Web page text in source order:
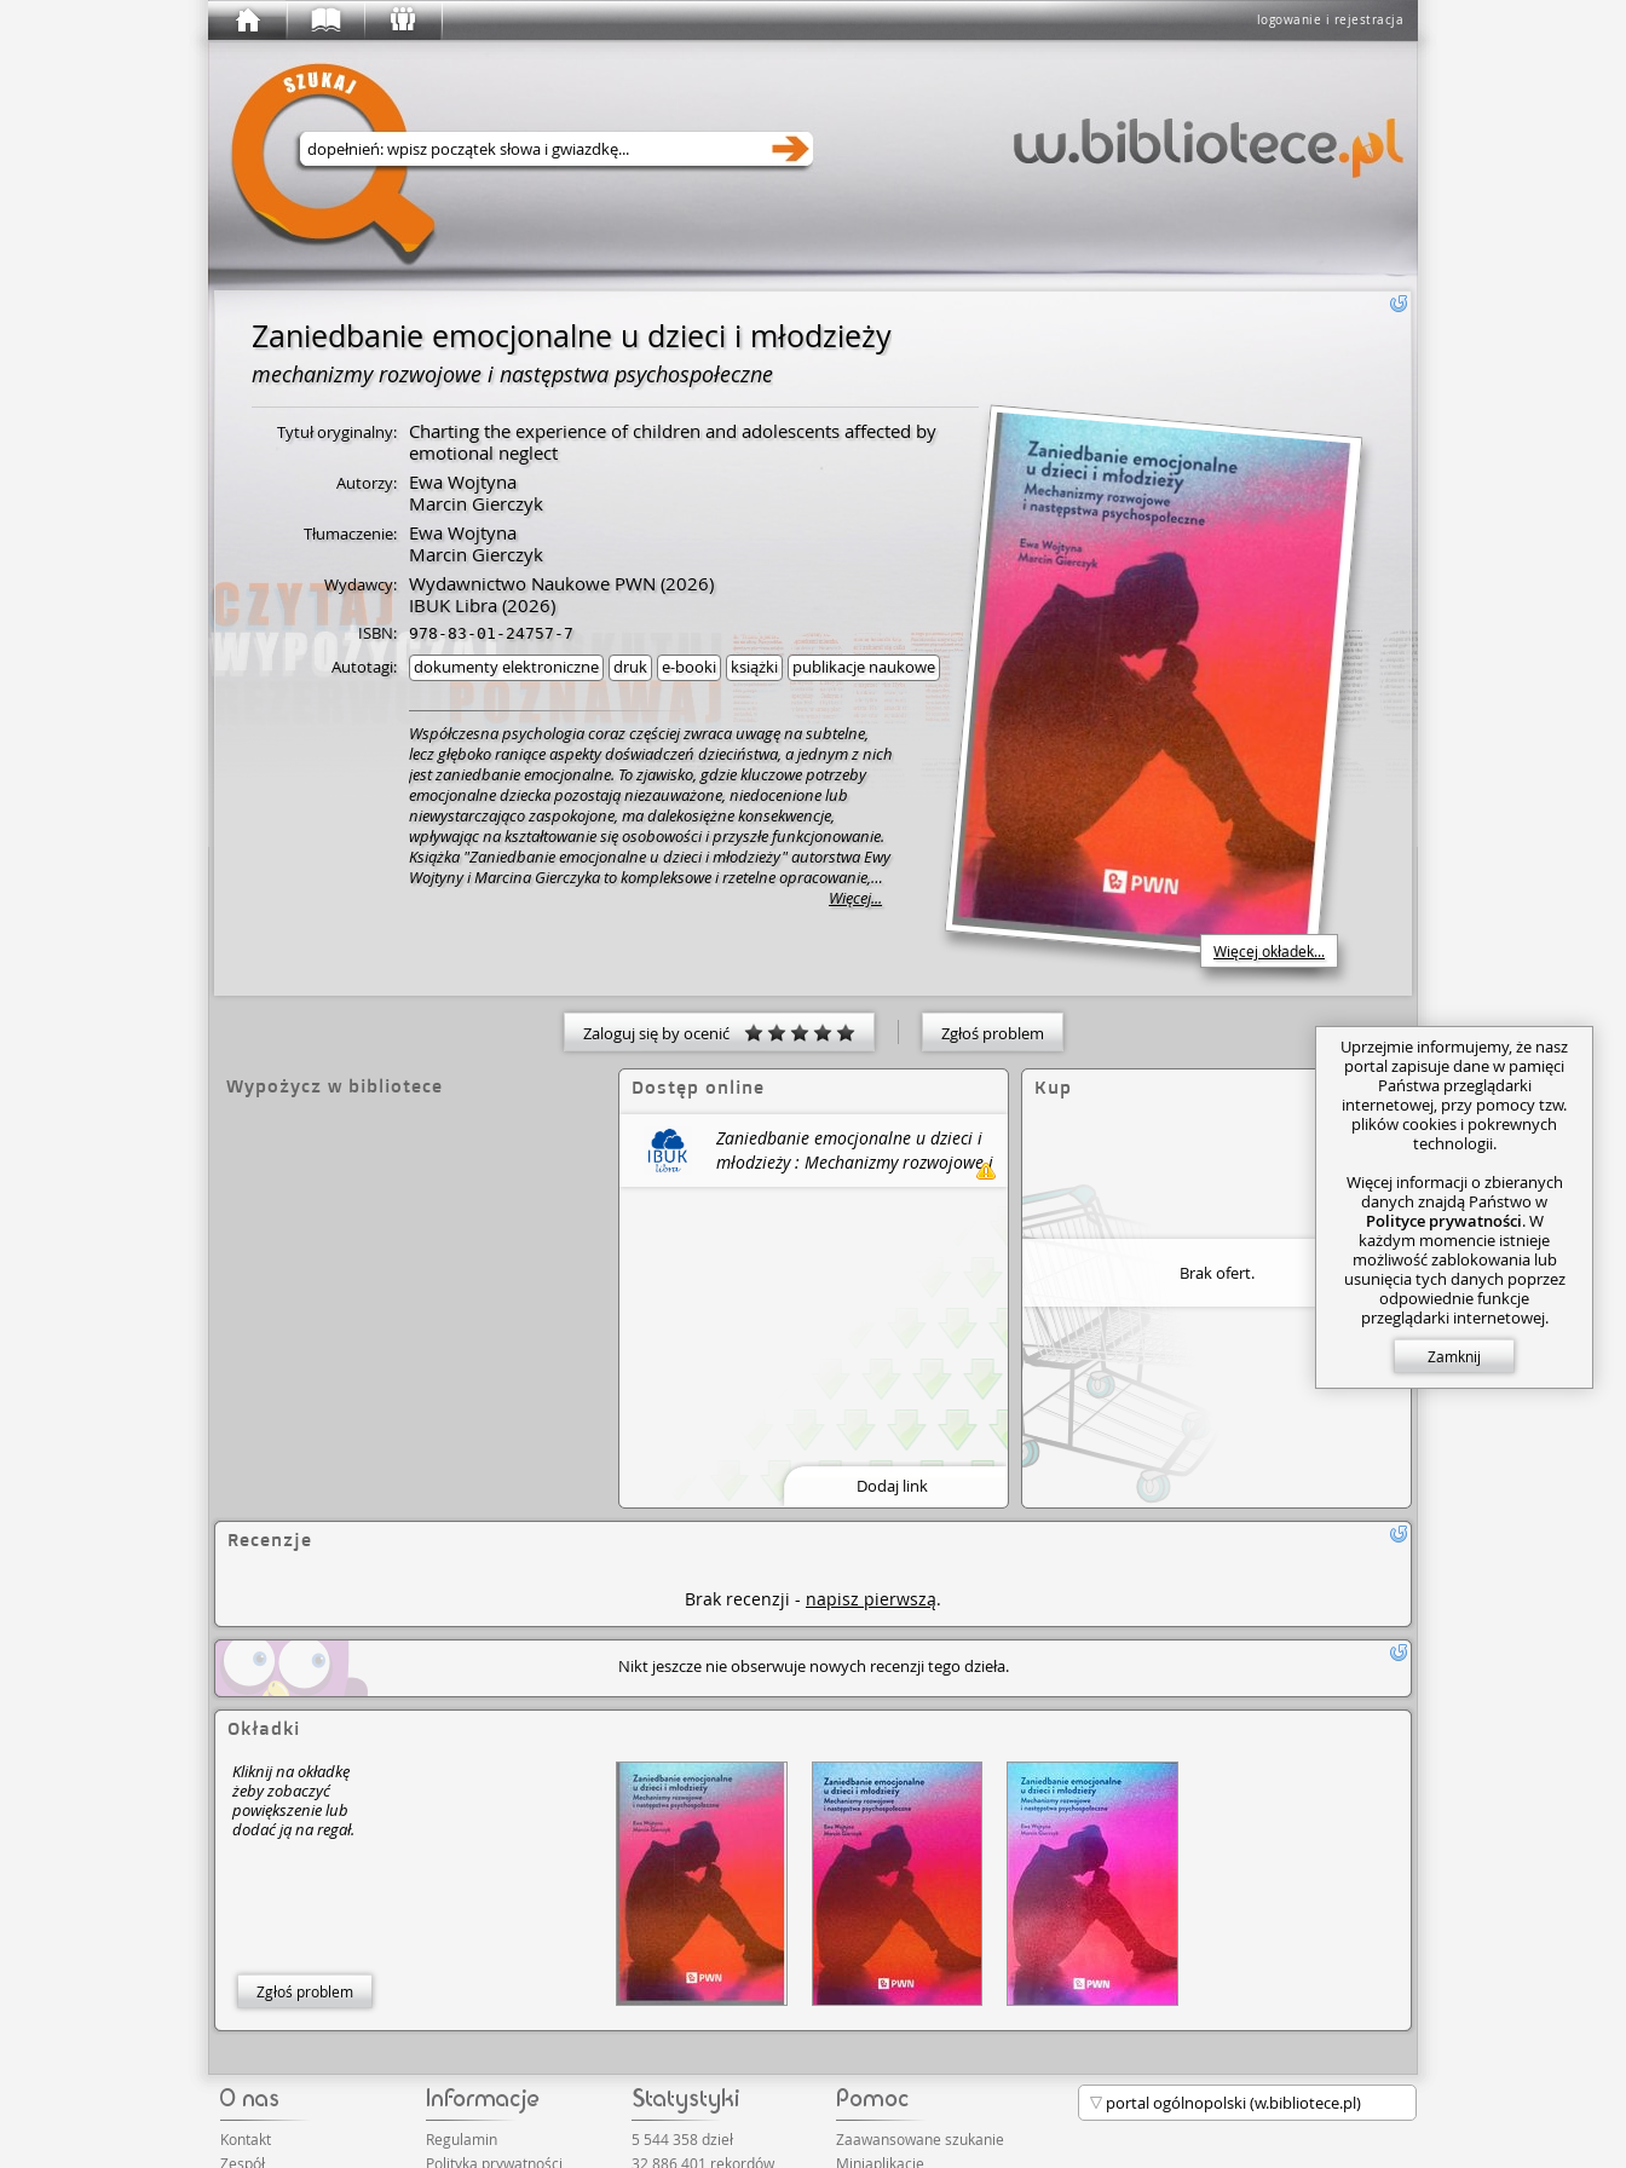
logowanie i rejestracja
Wyszukaj w serwisie
Zaniedbanie emocjonalne u dzieci i młodzieży
mechanizmy rozwojowe i następstwa psychospołeczne
Więcej okładek...
Tytuł oryginalny:
Charting the experience of children and adolescents affected by
emotional neglect
Autorzy:
Ewa Wojtyna
Marcin Gierczyk
Tłumaczenie:
Ewa Wojtyna
Marcin Gierczyk
Wydawcy: Wydawnictwo Naukowe PWN(2026)
IBUK Libra(2026)
ISBN: 978-83-01-24757-7
Autotagi: dokumenty elektroniczne druk e-booki książki publikacje naukowe
Współczesna psychologia coraz częściej zwraca uwagę na subtelne,
lecz głęboko raniące aspekty doświadczeń dzieciństwa, a jednym z nich
jest zaniedbanie emocjonalne. To zjawisko, gdzie kluczowe potrzeby
emocjonalne dziecka pozostają niezauważone, niedocenione lub
niewystarczająco zaspokojone, ma dalekosiężne konsekwencje,
wpływając na kształtowanie się osobowości i przyszłe funkcjonowanie.
Książka "Zaniedbanie emocjonalne u dzieci i młodzieży" autorstwa Ewy
Wojtyny i Marcina Gierczyka to kompleksowe i rzetelne opracowanie,
które systematyzuje wiedzę na ten temat, oferując nie tylko dogłębną
okres rozwojowy jest tu potraktowany z należytą uwagą. Zastanawiasz
się, jak brak odpowiedniego wsparcia emocjonalnego w niemowlęctwie
może rzutować na relacje w dorosłym życiu? A może szukasz
Ta publikacja oferuje klarowne wyjaśnienia i pomaga zrozumieć
Więcej...
Zaloguj się by ocenić Zgłoś problem
Wypożycz w bibliotece Dostęp online
Zaniedbanie emocjonalne u dzieci i
młodzieży : Mechanizmy rozwojowe i
następstwa psychospołeczne / Ewa
Dodaj link
Kup
Brak ofert.
Recenzje
Brak recenzji - napisz pierwszą.
Nikt jeszcze nie obserwuje nowych recenzji tego dzieła.
Okładki
Kliknij na okładkę
żeby zobaczyć
powiększenie lub
dodać ją na regał.
Zgłoś problem
Kontakt
Zespół
Regulamin
Polityka prywatności
5 544 358 dzieł
32 886 401 rekordów
Zaawansowane szukanie
Miniaplikacje
Uprzejmie informujemy, że nasz
portal zapisuje dane w pamięci
Państwa przeglądarki
internetowej, przy pomocy tzw.
plików cookies i pokrewnych
technologii.
Więcej informacji o zbieranych
danych znajdą Państwo w
Polityce prywatności. W
każdym momencie istnieje
możliwość zablokowania lub
usunięcia tych danych poprzez
odpowiednie funkcje
przeglądarki internetowej.
Zamknij